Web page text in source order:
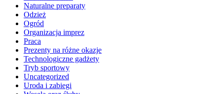
Naturalne preparaty
Odzież
Ogród
Organizacja imprez
Praca
Prezenty na różne okazje
Technologiczne gadżety
Tryb sportowy
Uncategorized
Uroda i zabiegi